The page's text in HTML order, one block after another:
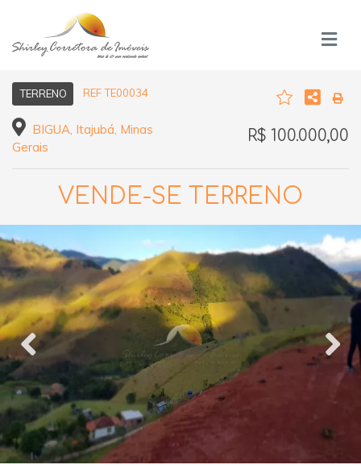
TERRENO REF TE00034
BIGUA, Itajubá, Minas
Gerais
R$ 100.000,00
VENDE-SE TERRENO